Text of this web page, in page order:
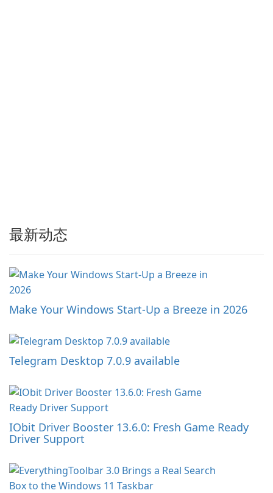
最新动态
Make Your Windows Start-Up a Breeze in 2026
Telegram Desktop 7.0.9 available
IObit Driver Booster 13.6.0: Fresh Game Ready
Driver Support